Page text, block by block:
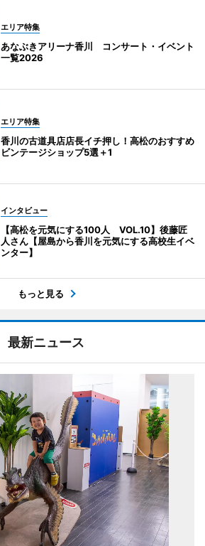
エリア特集
あなぶきアリーナ香川 コンサート・イベント
一覧2026
エリア特集
香川の古道具店店長イチ押し！高松のおすすめ
ビンテージショップ5選＋1
インタビュー
【高松を元気にする100人 VOL.10】後藤匠
人さん【屋島から香川を元気にする高校生イベ
ンター】
もっと見る
最新ニュース